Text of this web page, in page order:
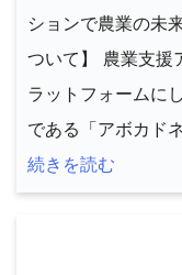
ションで農業の未
ついて】 農業支援
ラットフォームに
である「アボカド
続きを読む